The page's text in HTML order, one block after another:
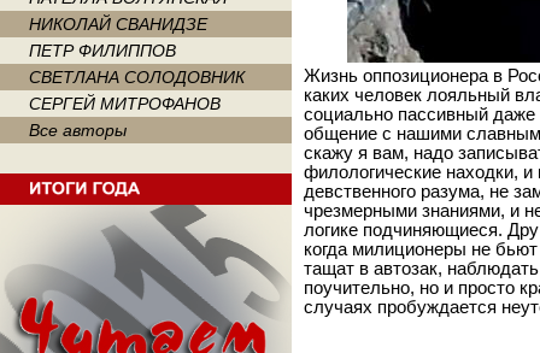
НИКОЛАЙ СВАНИДЗЕ
ПЕТР ФИЛИППОВ
СВЕТЛАНА СОЛОДОВНИК
СЕРГЕЙ МИТРОФАНОВ
Все авторы
Жизнь оппозиционера в
каких человек лояльный
социально пассивный
общение с нашими
скажу я вам, надо
филологические находки,
девственного разума, не
чрезмерными знаниями, и
логике подчиняющиеся.
когда милиционеры не
тащат в автозак,
поучительно, но и просто
случаях пробуждается